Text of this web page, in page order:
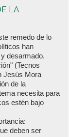
LA
remedo de lo
han
desarmado.
(Tecnos
Jesús Mora
de la
necesita para
estén bajo
deben ser